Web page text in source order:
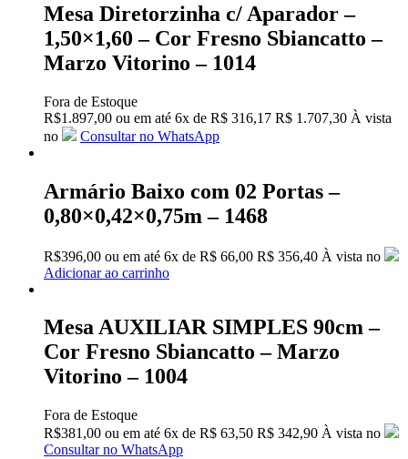
Mesa Diretorzinha c/ Aparador –
1,50×1,60 – Cor Fresno Sbiancatto –
Marzo Vitorino – 1014
Fora de Estoque
R$1.897,00 ou em até 6x de R$ 316,17 R$ 1.707,30 À vista
no
Consultar no WhatsApp
Armário Baixo com 02 Portas –
0,80×0,42×0,75m – 1468
R$396,00 ou em até 6x de R$ 66,00 R$ 356,40 À vista no
Adicionar ao carrinho
Mesa AUXILIAR SIMPLES 90cm –
Cor Fresno Sbiancatto – Marzo
Vitorino – 1004
Fora de Estoque
R$381,00 ou em até 6x de R$ 63,50 R$ 342,90 À vista no
Consultar no WhatsApp